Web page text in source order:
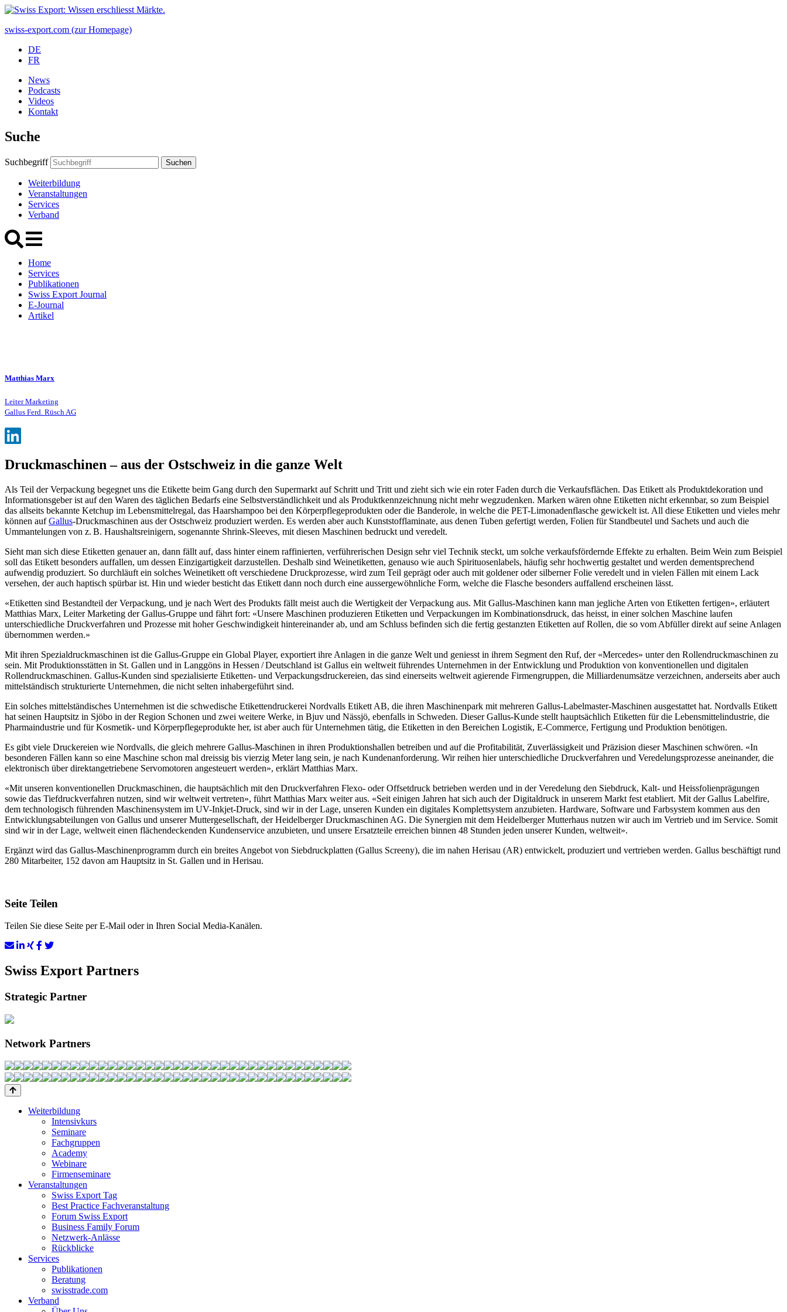
swiss-export.com (zur Homepage)
DE
FR
News
Podcasts
Videos
Kontakt
Suche
Suchbegriff Suchen
Weiterbildung
Veranstaltungen
Services
Verband
Home
Services
Publikationen
Swiss Export Journal
E-Journal
Artikel
Matthias Marx
Leiter Marketing
Gallus Ferd. Rüsch AG
Druckmaschinen – aus der Ostschweiz in die ganze Welt
Als Teil der Verpackung begegnet uns die Etikette beim Gang durch den Supermarkt auf Schritt und Tritt und zieht sich wie ein roter Faden durch die Verkaufsflächen. Das Etikett als Produktdekoration und
Informationsgeber ist auf den Waren des täglichen Bedarfs eine Selbstverständlichkeit und als Produktkennzeichnung nicht mehr wegzudenken. Marken wären ohne Etiketten nicht erkennbar, so zum Beispiel
das allseits bekannte Ketchup im Lebensmittelregal, das Haarshampoo bei den Körperpflegeprodukten oder die Banderole, in welche die PET-Limonadenflasche gewickelt ist. All diese Etiketten und vieles mehr
können aufGallus-Druckmaschinen aus der Ostschweiz produziert werden. Es werden aber auch Kunststofflaminate, aus denen Tuben gefertigt werden, Folien für Standbeutel und Sachets und auch die
Ummantelungen von z. B. Haushaltsreinigern, sogenannte Shrink-Sleeves, mit diesen Maschinen bedruckt und veredelt.
Sieht man sich diese Etiketten genauer an, dann fällt auf, dass hinter einem raffinierten, verführerischen Design sehr viel Technik steckt, um solche verkaufsfördernde Effekte zu erhalten. Beim Wein zum Beispiel
soll das Etikett besonders auffallen, um dessen Einzigartigkeit darzustellen. Deshalb sind Weinetiketten, genauso wie auch Spirituosenlabels, häufig sehr hochwertig gestaltet und werden dementsprechend
aufwendig produziert. So durchläuft ein solches Weinetikett oft verschiedene Druckprozesse, wird zum Teil geprägt oder auch mit goldener oder silberner Folie veredelt und in vielen Fällen mit einem Lack
versehen, der auch haptisch spürbar ist. Hin und wieder besticht das Etikett dann noch durch eine aussergewöhnliche Form, welche die Flasche besonders auffallend erscheinen lässt.
«Etiketten sind Bestandteil der Verpackung, und je nach Wert des Produkts fällt meist auch die Wertigkeit der Verpackung aus. Mit Gallus-Maschinen kann man jegliche Arten von Etiketten fertigen», erläutert
Matthias Marx, Leiter Marketing der Gallus-Gruppe und fährt fort: «Unsere Maschinen produzieren Etiketten und Verpackungen im Kombinationsdruck, das heisst, in einer solchen Maschine laufen
unterschiedliche Druckverfahren und Prozesse mit hoher Geschwindigkeit hintereinander ab, und am Schluss befinden sich die fertig gestanzten Etiketten auf Rollen, die so vom Abfüller direkt auf seine Anlagen
übernommen werden.»
Mit ihren Spezialdruckmaschinen ist die Gallus-Gruppe ein Global Player, exportiert ihre Anlagen in die ganze Welt und geniesst in ihrem Segment den Ruf, der «Mercedes» unter den Rollendruckmaschinen zu
sein. Mit Produktionsstätten in St. Gallen und in Langgöns in Hessen / Deutschland ist Gallus ein weltweit führendes Unternehmen in der Entwicklung und Produktion von konventionellen und digitalen
Rollendruckmaschinen. Gallus-Kunden sind spezialisierte Etiketten- und Verpackungsdruckereien, das sind einerseits weltweit agierende Firmengruppen, die Milliardenumsätze verzeichnen, anderseits aber auch
mittelständisch strukturierte Unternehmen, die nicht selten inhabergeführt sind.
Ein solches mittelständisches Unternehmen ist die schwedische Etikettendruckerei Nordvalls Etikett AB, die ihren Maschinenpark mit mehreren Gallus-Labelmaster-Maschinen ausgestattet hat. Nordvalls Etikett
hat seinen Hauptsitz in Sjöbo in der Region Schonen und zwei weitere Werke, in Bjuv und Nässjö, ebenfalls in Schweden. Dieser Gallus-Kunde stellt hauptsächlich Etiketten für die Lebensmittelindustrie, die
Pharmaindustrie und für Kosmetik- und Körperpflegeprodukte her, ist aber auch für Unternehmen tätig, die Etiketten in den Bereichen Logistik, E-Commerce, Fertigung und Produktion benötigen.
Es gibt viele Druckereien wie Nordvalls, die gleich mehrere Gallus-Maschinen in ihren Produktionshallen betreiben und auf die Profitabilität, Zuverlässigkeit und Präzision dieser Maschinen schwören. «In
besonderen Fällen kann so eine Maschine schon mal dreissig bis vierzig Meter lang sein, je nach Kundenanforderung. Wir reihen hier unterschiedliche Druck­verfahren und Veredelungsprozesse aneinander, die
elektronisch über direktangetriebene Servomotoren angesteuert werden», erklärt Matthias Marx.
«Mit unseren konventionellen Druckmaschinen, die hauptsächlich mit den Druckverfahren Flexo- oder Offsetdruck betrieben werden und in der Veredelung den Siebdruck, Kalt- und Heiss­folienprägungen
sowie das Tiefdruckverfahren nutzen, sind wir weltweit vertreten», führt Matthias Marx weiter aus. «Seit einigen Jahren hat sich auch der Digitaldruck in unserem Markt fest etabliert. Mit der Gallus Labelfire,
dem technologisch führenden Maschinensystem im UV-Inkjet-Druck, sind wir in der Lage, unseren Kunden ein digitales Komplettsystem anzubieten. Hardware, Software und Farbsystem kommen aus den
Entwicklungsab­teilungen von Gallus und unserer Muttergesellschaft, der Heidelberger Druckmaschinen AG. Die Synergien mit dem Heidelberger Mutterhaus nutzen wir auch im Vertrieb und im Service. Somit
sind wir in der Lage, weltweit einen flächendeckenden Kundenservice anzubieten, und unsere Ersatzteile erreichen binnen 48 Stunden jeden unserer Kunden, weltweit».
Ergänzt wird das Gallus-Maschinenprogramm durch ein breites Angebot von Siebdruckplatten (Gallus Screeny), die im nahen Herisau (AR) entwickelt, produziert und vertrieben werden. Gallus beschäftigt rund
280 Mitarbeiter, 152 davon am Hauptsitz in St. Gallen und in Herisau.
Seite Teilen
Teilen Sie diese Seite per E-Mail oder in Ihren Social Media-Kanälen.
Swiss Export Partners
Strategic Partner
Network Partners
Weiterbildung
Intensivkurs
Seminare
Fachgruppen
Academy
Webinare
Firmenseminare
Veranstaltungen
Swiss Export Tag
Best Practice Fachveranstaltung
Forum Swiss Export
Business Family Forum
Netzwerk-Anlässe
Rückblicke
Services
Publikationen
Beratung
swisstrade.com
Verband